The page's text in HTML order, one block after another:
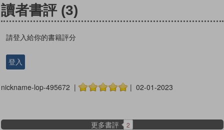
讀者書評 (3)
請登入給你的書籍評分
登入
nickname-lop-495672 | | 02-01-2023
更多書評 2